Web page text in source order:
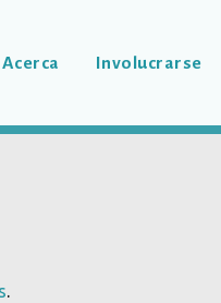
Acerca Involucrarse
.